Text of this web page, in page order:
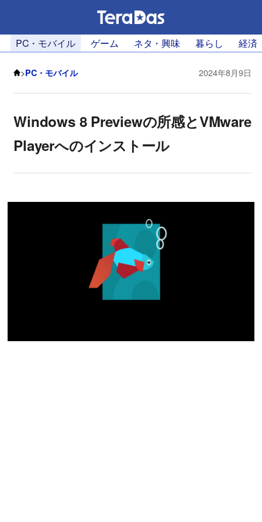
PC・モバイル ゲーム ネタ・興味 暮らし 経済
>PC・モバイル 2024年8月9日
Windows 8 Previewの所感とVMware
Playerへのインストール